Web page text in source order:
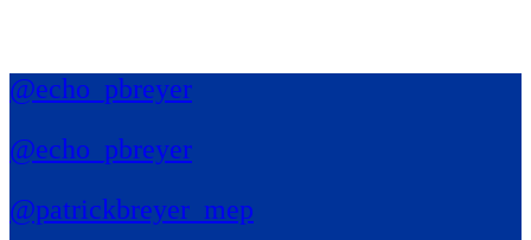
@echo_pbreyer
@echo_pbreyer
@patrickbreyer_mep